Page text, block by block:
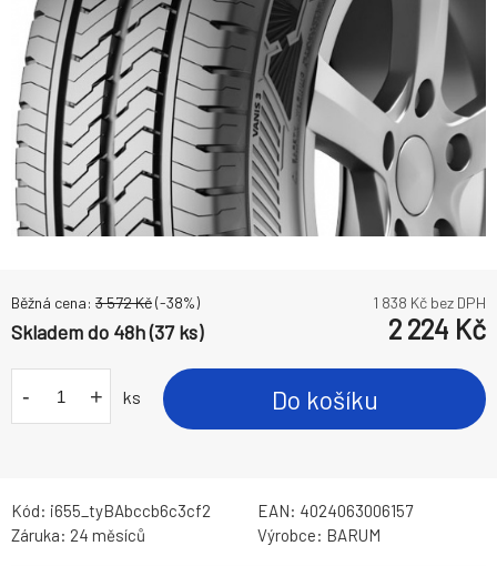
Běžná cena: 3 572Kč(-38%) 1 838 Kč bez DPH
Skladem do 48h (37 ks) 2 224 Kč
- + ks Do košíku
Kód: i655_tyBAbccb6c3cf2 EAN: 4024063006157
Záruka: 24 měsíců Výrobce: BARUM